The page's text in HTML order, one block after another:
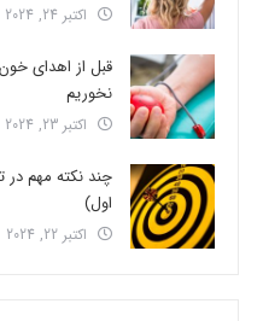
اکتبر 24, 2024
قبل از اهدای
نخوریم
اکتبر 23, 2024
چند نکته مهم
اول)
اکتبر 22, 2024